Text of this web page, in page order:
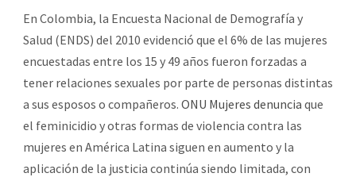
En Colombia, la Encuesta Nacional de Demografía y
Salud (ENDS) del 2010 evidenció que el 6% de las mujeres
encuestadas entre los 15 y 49 años fueron forzadas a
tener relaciones sexuales por parte de personas distintas
a sus esposos o compañeros. ONU Mujeres denuncia que
el feminicidio y otras formas de violencia contra las
mujeres en América Latina siguen en aumento y la
aplicación de la justicia continúa siendo limitada, con